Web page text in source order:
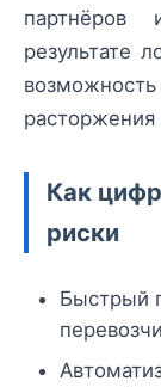
партнёров
результате
Как
риски
Быстрый